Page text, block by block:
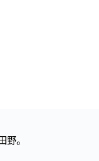
野。
下载